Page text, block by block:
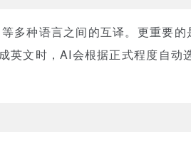
多种语言之间的互译。更重要的
英文时，AI会根据正式程度自